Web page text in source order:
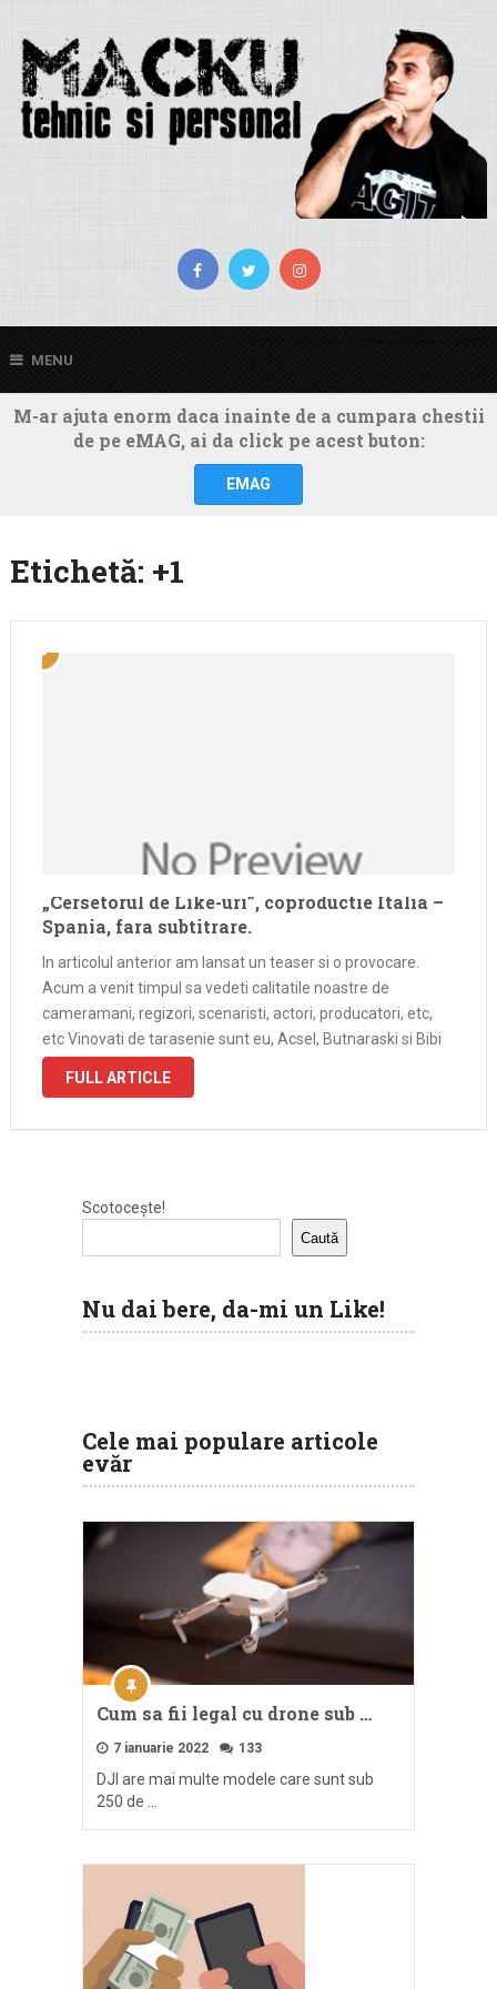
MENU
M-ar ajuta enorm daca inainte de a cumpara chestii
de pe eMAG, ai da click pe acest buton:
EMAG
Etichetă: +1
„Cersetorul de Like-uri”, coproductie Italia –
Spania, fara subtitrare.
In articolul anterior am lansat un teaser si o provocare.
Acum a venit timpul sa vedeti calitatile noastre de
cameramani, regizori, scenaristi, actori, producatori, etc,
etc Vinovati de tarasenie sunt eu, Acsel, Butnaraski si Bibi
in cel mai scurtmetraj care este. Daca aveti intrebari, lasati
FULL ARTICLE
Scotocește!
Caută
Nu dai bere, da-mi un Like!
Cele mai populare articole
evăr
Cum sa fii legal cu drone sub …
7 ianuarie 2022 133
DJI are mai multe modele care sunt sub
250 de …